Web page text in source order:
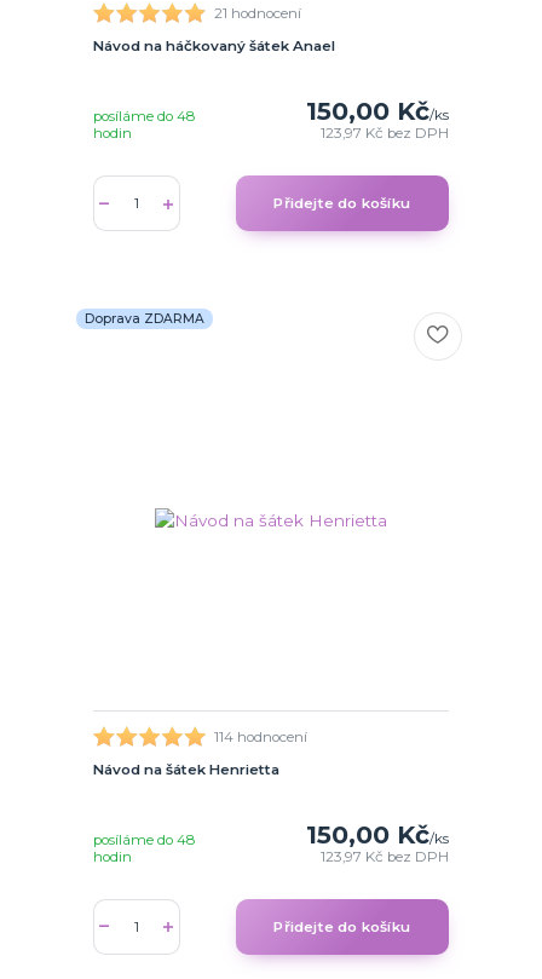
21 hodnocení
Návod na háčkovaný šátek Anael
150,00 Kč/ks
123,97 Kč bez DPH
posíláme do 48
hodin
Přidejte do košíku
Doprava ZDARMA
114 hodnocení
Návod na šátek Henrietta
150,00 Kč/ks
123,97 Kč bez DPH
posíláme do 48
hodin
Přidejte do košíku